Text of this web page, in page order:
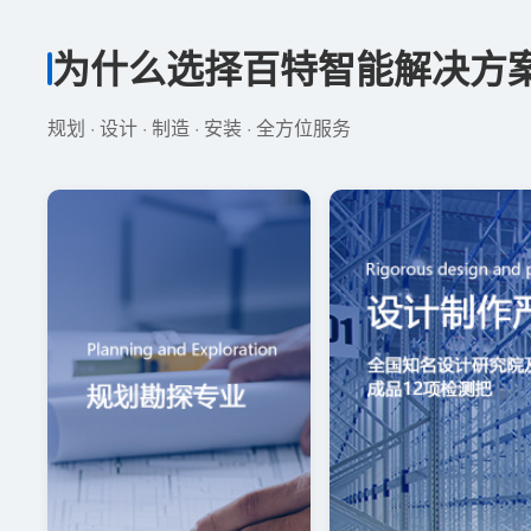
为什么选择百特智能解决方
规划 · 设计 · 制造 · 安装 · 全方位服务